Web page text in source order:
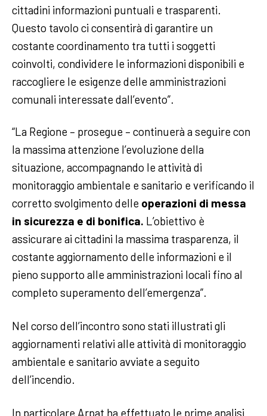
cittadini informazioni puntuali e trasparenti.
Questo tavolo ci consentirà di garantire un
costante coordinamento tra tutti i soggetti
coinvolti, condividere le informazioni disponibili e
raccogliere le esigenze delle amministrazioni
comunali interessate dall’evento”.
“La Regione – prosegue – continuerà a seguire con
la massima attenzione l’evoluzione della
situazione, accompagnando le attività di
monitoraggio ambientale e sanitario e verificando il
corretto svolgimento delle operazioni di messa
in sicurezza e di bonifica. L’obiettivo è
assicurare ai cittadini la massima trasparenza, il
costante aggiornamento delle informazioni e il
pieno supporto alle amministrazioni locali fino al
completo superamento dell’emergenza”.
Nel corso dell’incontro sono stati illustrati gli
aggiornamenti relativi alle attività di monitoraggio
ambientale e sanitario avviate a seguito
dell’incendio.
In particolare Arpat ha effettuato le prime analisi